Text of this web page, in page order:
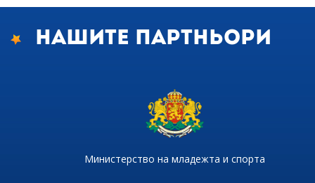
Нашите партньори
Министерство на младежта и спорта